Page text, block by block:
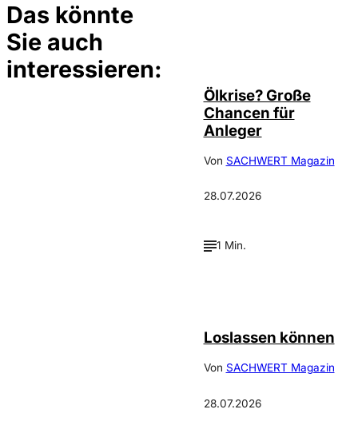
Das könnte
Sie auch
interessieren:
Ölkrise? Große
Chancen für
Anleger
Von SACHWERT Magazin
28.07.2026
1 Min.
Loslassen können
Von SACHWERT Magazin
28.07.2026